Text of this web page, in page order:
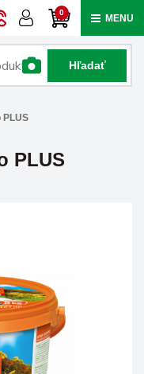
0 MENU
Hľadať
PLUS
PLUS